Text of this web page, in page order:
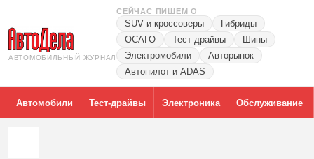
АВТОМОБИЛЬНЫЙ ЖУРНАЛ
СЕЙЧАС ПИШЕМ О
SUV и кроссоверы
Гибриды
ОСАГО
Тест-драйвы
Шины
Электромобили
Авторынок
Автопилот и ADAS
Автомобили Тест-драйвы Электроника Обслуживание